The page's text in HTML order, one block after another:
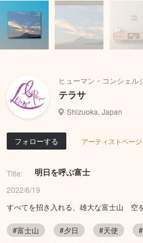
ヒューマン・コンシェル
テラサ
Shizuoka, Japan
フォローする アーティストページ
Title: 明日を呼ぶ富士
2022/6/19
すべてを招き入れる、雄大な富士山 空
#富士山 #夕日 #天使